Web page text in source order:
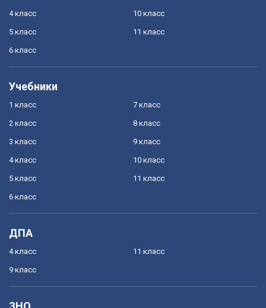
4 класс
5 класс
6 класс
10 класс
11 класс
Учебники
1 класс
2 класс
3 класс
4 класс
5 класс
6 класс
7 класс
8 класс
9 класс
10 класс
11 класс
ДПА
4 класс
9 класс
11 класс